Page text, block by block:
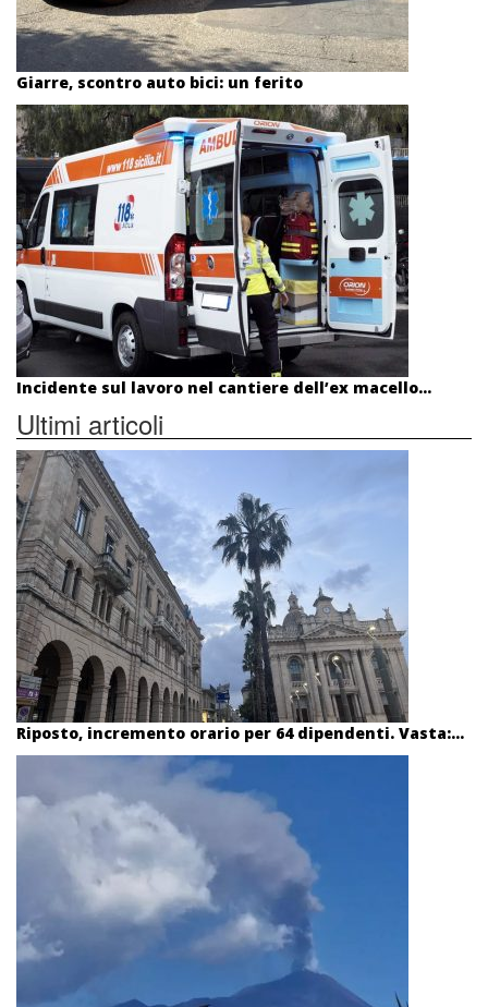
Giarre, scontro auto bici: un ferito
Incidente sul lavoro nel cantiere dell’ex macello...
Ultimi articoli
Riposto, incremento orario per 64 dipendenti. Vasta:...